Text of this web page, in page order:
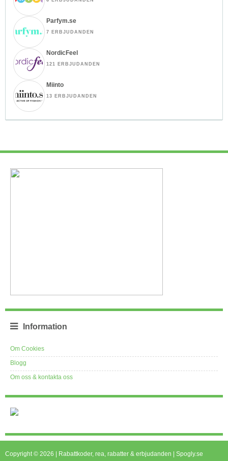
Parfym.se
7 ERBJUDANDEN
NordicFeel
121 ERBJUDANDEN
Miinto
13 ERBJUDANDEN
Information
Om Cookies
Blogg
Om oss & kontakta oss
Copyright © 2026 | Rabattkoder, rea, rabatter & erbjudanden | Spogly.se